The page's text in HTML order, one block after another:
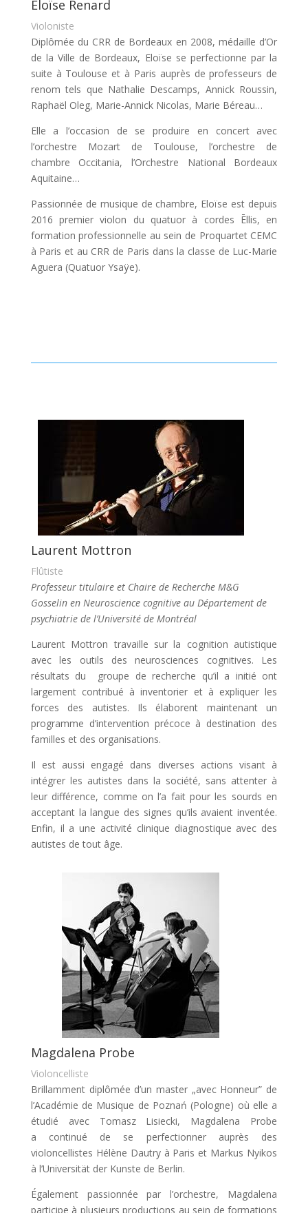
Eloïse Renard
Violoniste
Diplômée du CRR de Bordeaux en 2008, médaille d’Or
de la Ville de Bordeaux, Eloïse se perfectionne par la
suite à Toulouse et à Paris auprès de professeurs de
renom tels que Nathalie Descamps, Annick Roussin,
Raphaël Oleg, Marie-Annick Nicolas, Marie Béreau…
Elle a l’occasion de se produire en concert avec
l’orchestre Mozart de Toulouse, l’orchestre de
chambre Occitania, l’Orchestre National Bordeaux
Aquitaine…
Passionnée de musique de chambre, Eloïse est depuis
2016 premier violon du quatuor à cordes Ēllis, en
formation professionnelle au sein de Proquartet CEMC
à Paris et au CRR de Paris dans la classe de Luc-Marie
Aguera (Quatuor Ysaÿe).
Laurent Mottron
Flûtiste
Professeur titulaire et Chaire de Recherche M&G
Gosselin en Neuroscience cognitive au Département de
psychiatrie de l’Université de Montréal
Laurent Mottron travaille sur la cognition autistique
avec les outils des neurosciences cognitives. Les
résultats du groupe de recherche qu’il a initié ont
largement contribué à inventorier et à expliquer les
forces des autistes. Ils élaborent maintenant un
programme d’intervention précoce à destination des
familles et des organisations.
Il est aussi engagé dans diverses actions visant à
intégrer les autistes dans la société, sans attenter à
leur différence, comme on l’a fait pour les sourds en
acceptant la langue des signes qu’ils avaient inventée.
Enfin, il a une activité clinique diagnostique avec des
autistes de tout âge.
Magdalena Probe
Violoncelliste
Brillamment diplômée d’un master „avec Honneur” de
l’Académie de Musique de Poznań (Pologne) où elle a
étudié avec Tomasz Lisiecki, Magdalena Probe
a continué de se perfectionner auprès des
violoncellistes Hélène Dautry à Paris et Markus Nyikos
à l’Universität der Kunste de Berlin.
Également passionnée par l’orchestre, Magdalena
participe à plusieurs productions au sein de formations